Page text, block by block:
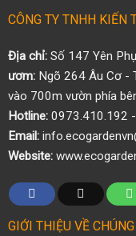
CÔNG TY TNHH KIẾN
Địa chỉ:Số 147
ươm:Ngõ 264 Âu Cơ -
vào 700m vườn phía
Hotline:0973.410.192
Email:
Website:
GIỚI THIỆU VỀ